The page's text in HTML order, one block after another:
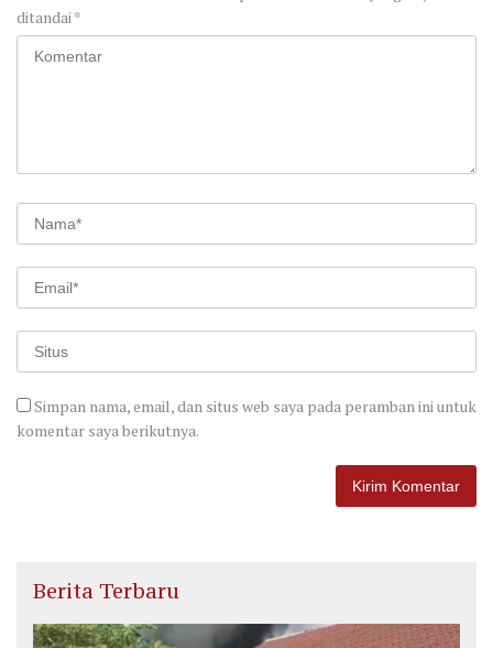
ditandai*
Simpan nama, email, dan situs web saya pada peramban ini untuk
komentar saya berikutnya.
Berita Terbaru